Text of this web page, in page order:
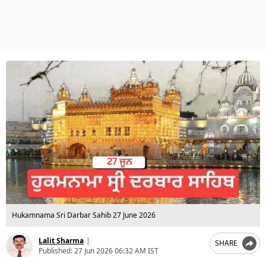
Hukamnama Sri Darbar Sahib 27 June 2026
Lalit Sharma |
Published:27 Jun 2026 06:32 AM IST
SHARE